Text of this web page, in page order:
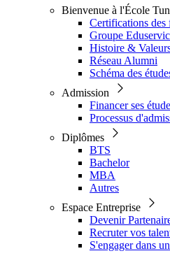
Bienvenue à l'École
Certifications des
Groupe
Histoire &
Réseau Alumni
Schéma des
Admission
Financer ses
Processus
Diplômes
BTS
Bachelor
MBA
Autres
Espace Entreprise
Devenir
Recruter vos
S'engager dans